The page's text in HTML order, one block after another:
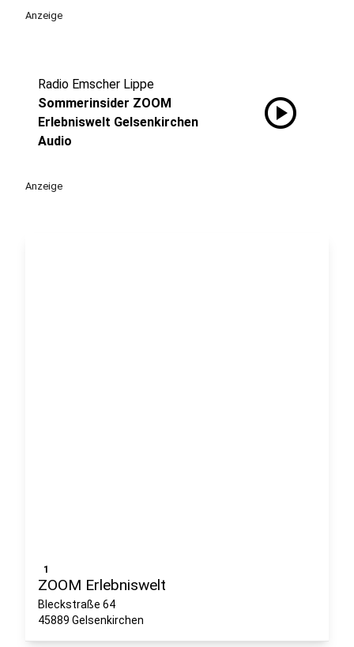
Anzeige
Radio Emscher Lippe
Sommerinsider ZOOM
Erlebniswelt Gelsenkirchen
Audio
play_circle
Anzeige
1
ZOOM Erlebniswelt
Bleckstraße 64
45889 Gelsenkirchen